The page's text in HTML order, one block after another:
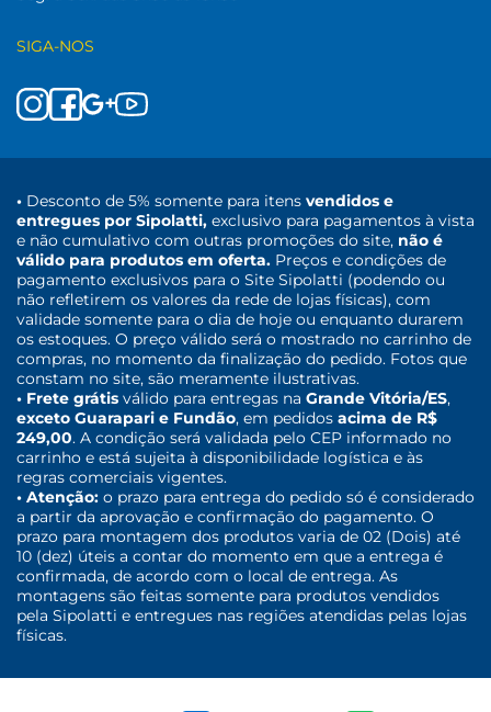
SIGA-NOS
• Desconto de 5% somente para itens vendidos e
entregues por Sipolatti, exclusivo para pagamentos à vista
e não cumulativo com outras promoções do site, não é
válido para produtos em oferta. Preços e condições de
pagamento exclusivos para o Site Sipolatti (podendo ou
não refletirem os valores da rede de lojas físicas), com
validade somente para o dia de hoje ou enquanto durarem
os estoques. O preço válido será o mostrado no carrinho de
compras, no momento da finalização do pedido. Fotos que
constam no site, são meramente ilustrativas.
• Frete grátis válido para entregas na Grande Vitória/ES,
exceto Guarapari e Fundão, em pedidos acima de R$
249,00. A condição será validada pelo CEP informado no
carrinho e está sujeita à disponibilidade logística e às
regras comerciais vigentes.
• Atenção: o prazo para entrega do pedido só é considerado
a partir da aprovação e confirmação do pagamento. O
prazo para montagem dos produtos varia de 02 (Dois) até
10 (dez) úteis a contar do momento em que a entrega é
confirmada, de acordo com o local de entrega. As
montagens são feitas somente para produtos vendidos
pela Sipolatti e entregues nas regiões atendidas pelas lojas
físicas.